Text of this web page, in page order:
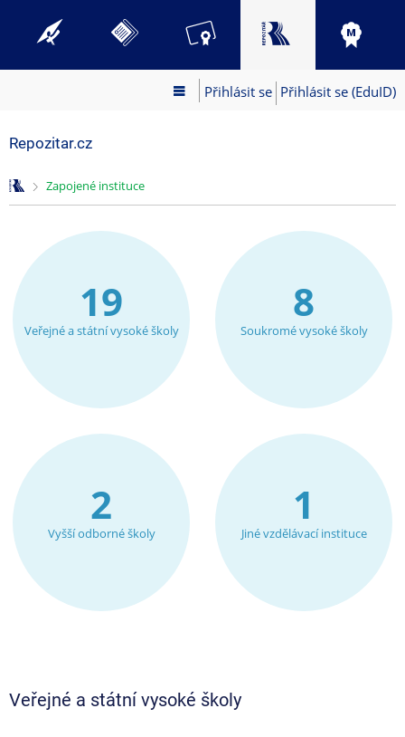
Přihlásit se Přihlásit se (EduID)
Repozitar.cz
>
Zapojené instituce
19
Veřejné a státní vysoké školy
8
Soukromé vysoké školy
2
Vyšší odborné školy
1
Jiné vzdělávací instituce
Veřejné a státní vysoké školy